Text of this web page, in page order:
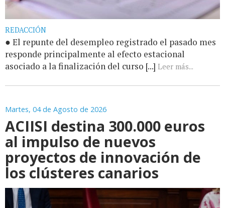
REDACCIÓN
● El repunte del desempleo registrado el pasado mes
responde principalmente al efecto estacional
asociado a la finalización del curso [...] Leer más...
Martes, 04 de Agosto de 2026
ACIISI destina 300.000 euros
al impulso de nuevos
proyectos de innovación de
los clústeres canarios